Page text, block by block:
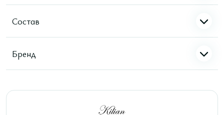
Состав
Бренд